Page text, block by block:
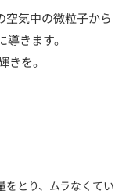
空気中の微粒子から
きます。
を。
とり、ムラなくてい